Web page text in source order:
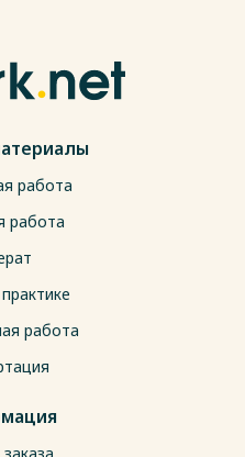
работа
работа
работа